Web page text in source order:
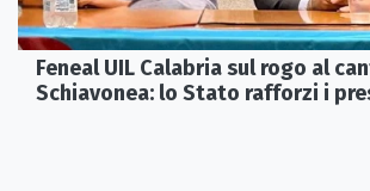
Feneal UIL Calabria sul rogo al
Schiavonea: lo Stato rafforzi i